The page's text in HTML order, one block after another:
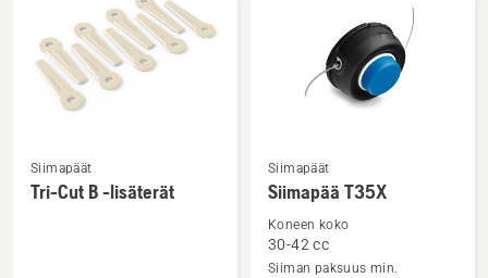
tuotteet
Katso
lisätietoja
Siimapäät
Tri-Cut B -lisäterät
Katso
lisätietoja
Siimapää
T35X
Siimapäät
Siimapää T35X
Koneen koko
30-42 cc
Siiman paksuus min.